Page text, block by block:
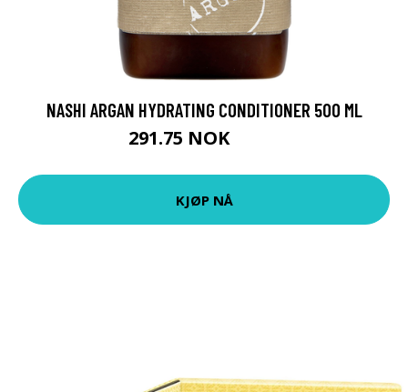
NASHI ARGAN HYDRATING CONDITIONER 500 ML
291.75 NOK
KJØP NÅ